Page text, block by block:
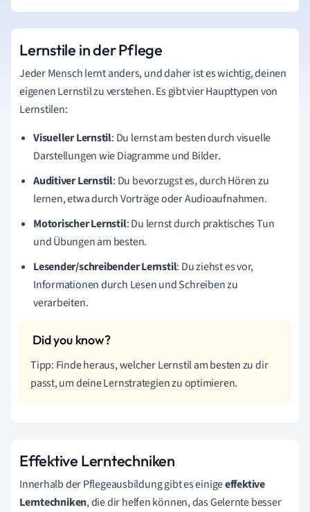
Lernstile in der Pflege
Jeder Mensch lernt anders, und daher ist es wichtig, deinen
eigenen Lernstil zu verstehen. Es gibt vier Haupttypen von
Lernstilen:
Visueller Lernstil: Du lernst am besten durch visuelle
Darstellungen wie Diagramme und Bilder.
Auditiver Lernstil: Du bevorzugst es, durch Hören zu
lernen, etwa durch Vorträge oder Audioaufnahmen.
Motorischer Lernstil: Du lernst durch praktisches Tun
und Übungen am besten.
Lesender/schreibender Lernstil: Du ziehst es vor,
Informationen durch Lesen und Schreiben zu
verarbeiten.
Tipp: Finde heraus, welcher Lernstil am besten zu dir
passt, um deine Lernstrategien zu optimieren.
Effektive Lerntechniken
Innerhalb der Pflegeausbildung gibt es einigeeffektive
Lerntechniken, die dir helfen können, das Gelernte besser